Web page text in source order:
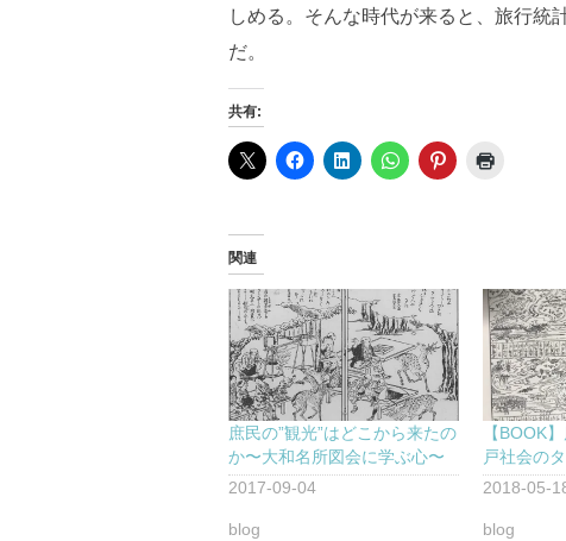
しめる。そんな時代が来ると、旅行統
だ。
共有:
関連
庶民の”観光”はどこから来たの
か〜大和名所図会に学ぶ心〜
2017-09-04
blog
【BOOK
戸社会の
2018-05-
blog